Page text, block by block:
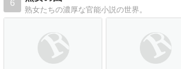
6
熟女たちの濃厚な官能小説の世界。